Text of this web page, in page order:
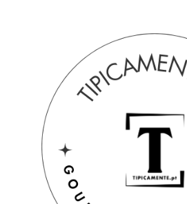
Bebidas y Gourmet
Barritas energéticas orgánicas,
degustación, 4 x 30 g